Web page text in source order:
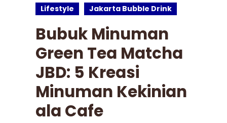
Lifestyle Jakarta Bubble Drink
Bubuk Minuman
Green Tea Matcha
JBD: 5 Kreasi
Minuman Kekinian
ala Cafe